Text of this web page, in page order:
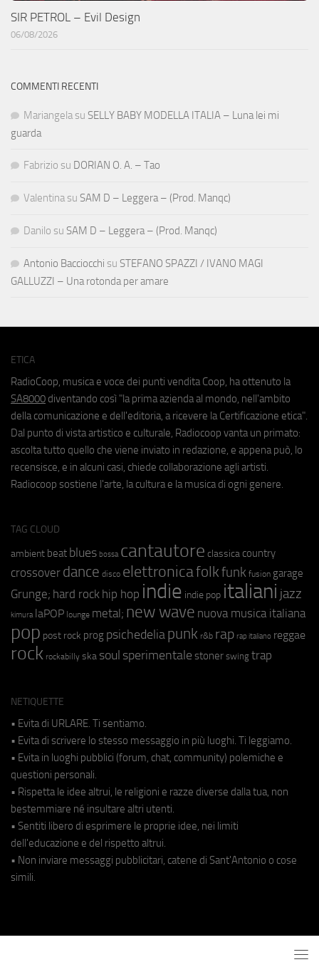
SIR PETROL – Evil Design
06/08/2026
COMMENTI RECENTI
Mariangela su SELLY BABY MODELLA ITALIA – Luna lei mi
guarda
Fabrizio su DORIAN O. A. – Tao
Valentina su SAM D – Leggera – (Prod. Manqc)
Danilo su SAM D – Leggera – (Prod. Manqc)
Antonio Bacciocchi su STEFANO SPAZZI / IVANO MAGI
GALLUZZI – Una rotonda per amare
ETICA
RadioCoop, musica e voce dei punti vendita Coop, ha ottenuto la
SA8000 diventando così "la prima azienda al mondo, nell'ambito
della comunicazione e dell'editoria, a ricevere la Certificazione etica".
Dal punto di vista artistico e culturale, Radiocoop vanta un primato:
ascolta tutto quello che viene inviato in redazione, e appena può, lo
recensisce, e in alcuni casi, chiede collaborazione agli artisti.
Radiocoop sostiene l'arte, la cultura e la musica di ogni genere.
TAG CLOUD
ambient beat blues bossa cantautore classica country
crossover dance disco elettronicafolkfunk fusion garage
Grunge; hard rock hip hop indie indie pop italiani jazz
kimura laPOP lounge metal; new wave nuova musica italiana
pop post rock prog psichedeliapunk r&b rap rap italiano reggae
rock rockabilly ska soul sperimentale stoner swing trap
NETIQUETTE
• Evita di URLARE. Ti sentiamo.
• Evita di scrivere lo stesso messaggio in più luoghi. Ti leggiamo.
• Evita in luoghi pubblici (forum, chat, community) polemiche e
questioni personali.
• Rispetta le idee altrui, le religioni e razze diverse dalla tua, non
bestemmiare né insultare altri utenti.
• Sentiti libero di esprimere le proprie idee, nei limiti
dell'educazione e del rispetto altrui.
• Non inviare messaggi pubblicitari, catene di Sant'Antonio o cose
simili.